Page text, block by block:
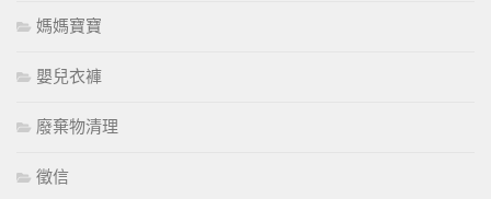
媽媽寶寶
嬰兒衣褲
廢棄物清理
徵信